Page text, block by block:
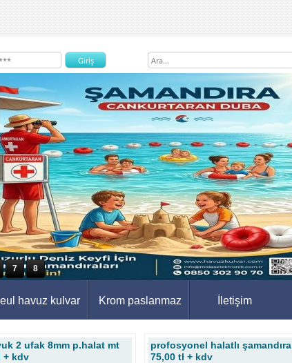
7 8
havuz kulvar Krom paslanmaz İletişim
2 ufak 8mm p.halat mt
+ kdv
profosyonel halatlı şamandıra
75,00 tl + kdv